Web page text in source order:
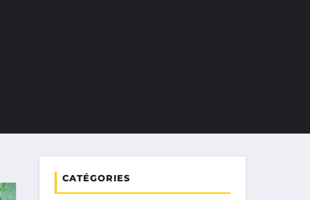
CATÉGORIES